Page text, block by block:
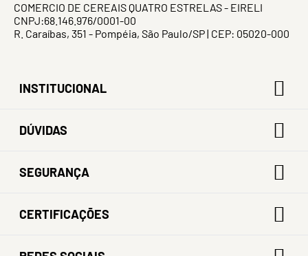
COMERCIO DE CEREAIS QUATRO ESTRELAS - EIRELI
CNPJ:68.146.976/0001-00
R. Caraíbas, 351 - Pompéia, São Paulo/SP | CEP: 05020-000
INSTITUCIONAL
DÚVIDAS
SEGURANÇA
CERTIFICAÇÕES